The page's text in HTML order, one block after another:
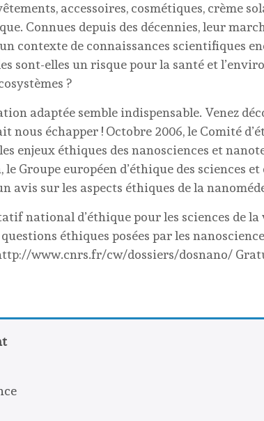
accessoires, cosmétiques, crème
Connues depuis des décennies, leur
contexte de connaissances scientifiques
sont-elles un risque pour la santé et
?
adaptée semble indispensable. Venez
échapper ! Octobre 2006, le Comité
enjeux éthiques des nanosciences et
Groupe européen d’éthique des sciences et
avis sur les aspects éthiques de la
national d’éthique pour les sciences de la
éthiques posées par les
www.cnrs.fr/cw/dossiers/dosnano/